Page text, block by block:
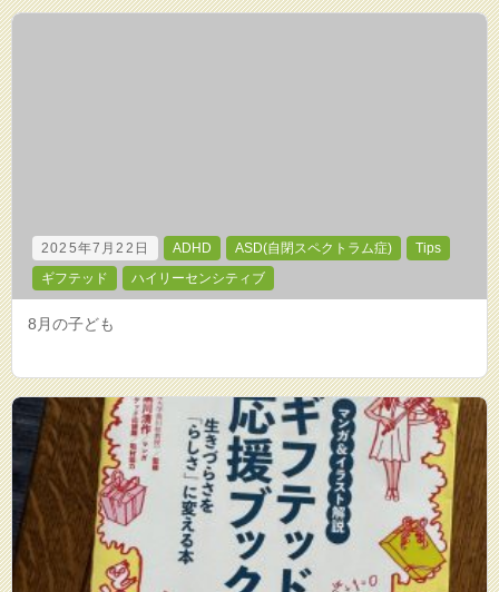
2025年7月22日 ADHD ASD(自閉スペクトラム症)
Tips
ギフテッド
ハイリーセンシティブ
8月の子ども